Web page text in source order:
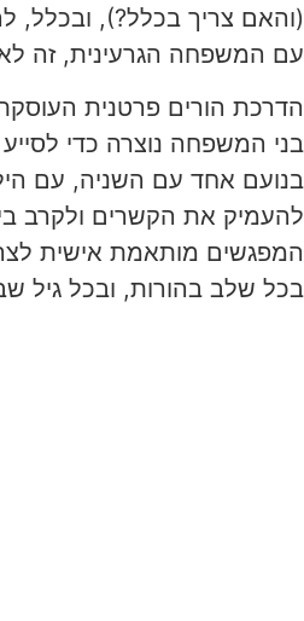
צריך בכלל?), ובכלל,
המשפחה הגרעינית, זה לא
הורים פרטנית העוסקת
המשפחה נוצרה כדי לסייע
אחד עם השניה, עם
את הקשרים ולקרב
מותאמת אישית
שלב בהורות, ובכל גיל